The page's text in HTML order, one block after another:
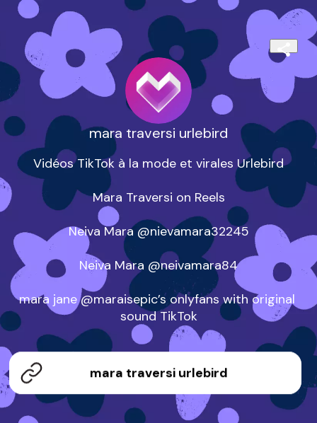
mara traversi urlebird
Vidéos TikTok à la mode et virales Urlebird
Mara Traversi on Reels
Neiva Mara @nievamara32245
Neiva Mara @neivamara84
mara jane @maraisepic’s onlyfans with original
sound TikTok
mara traversi urlebird